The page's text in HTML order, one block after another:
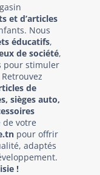
et d’articles
Nous
éducatifs,
de société,
pour stimuler
de
sièges auto,
votre
pour offrir
adaptés
!